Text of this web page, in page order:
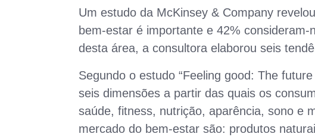
Um estudo da McKinsey & Company
bem-estar é importante e 42%
desta área, a consultora elaborou seis
Segundo o estudo “Feeling good: The
seis dimensões a partir das quais os
saúde, fitness, nutrição, aparência, sono e
mercado do bem-estar são: produtos